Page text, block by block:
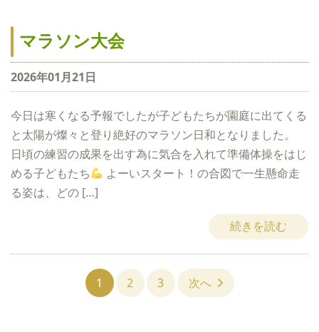
マラソン大会
2026年01月21日
今日は寒くなる予報でしたが子どもたちが園庭に出てくる
と太陽が燦々と登り絶好のマラソン日和となりました。
日頃の練習の成果を出す為に気合を入れて準備体操をはじ
める子どもたち
よーいスタート！の合図で一生懸命走
る姿は、どの […]
続きを読む
1 2 3 次へ